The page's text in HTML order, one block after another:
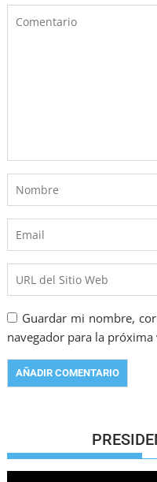
Guardar mi nombre,
navegador para la